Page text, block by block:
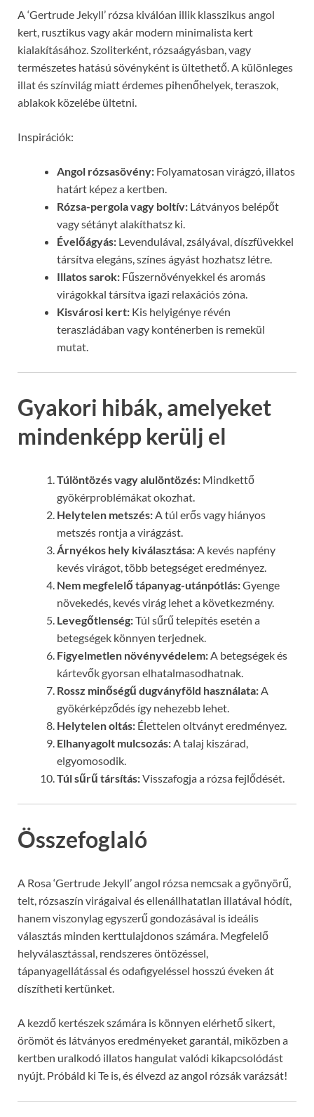
A ‘Gertrude Jekyll’ rózsa kiválóan illik klasszikus angol
kert, rusztikus vagy akár modern minimalista kert
kialakításához. Szoliterként, rózsaágyásban, vagy
természetes hatású sövényként is ültethető. A különleges
illat és színvilág miatt érdemes pihenőhelyek, teraszok,
ablakok közelébe ültetni.
Inspirációk:
Angol rózsasövény: Folyamatosan virágzó, illatos
határt képez a kertben.
Rózsa-pergola vagy boltív: Látványos belépőt
vagy sétányt alakíthatsz ki.
Évelőágyás: Levendulával, zsályával, díszfüvekkel
társítva elegáns, színes ágyást hozhatsz létre.
Illatos sarok: Fűszernövényekkel és aromás
virágokkal társítva igazi relaxációs zóna.
Kisvárosi kert: Kis helyigénye révén
teraszládában vagy konténerben is remekül
mutat.
Gyakori hibák, amelyeket
mindenképp kerülj el
Túlöntözés vagy alulöntözés: Mindkettő
gyökérproblémákat okozhat.
Helytelen metszés:A túl erős vagy hiányos
metszés rontja a virágzást.
Árnyékos hely kiválasztása:A kevés napfény
kevés virágot, több betegséget eredményez.
Nem megfelelő tápanyag-utánpótlás:Gyenge
növekedés, kevés virág lehet a következmény.
Levegőtlenség:Túl sűrű telepítés esetén a
betegségek könnyen terjednek.
Figyelmetlen növényvédelem:A betegségek és
kártevők gyorsan elhatalmasodhatnak.
Rossz minőségű dugványföld használata:A
gyökérképződés így nehezebb lehet.
Helytelen oltás: Élettelen oltványt eredményez.
Elhanyagolt mulcsozás:A talaj kiszárad,
elgyomosodik.
Túl sűrű társítás:Visszafogja a rózsa fejlődését.
Összefoglaló
A Rosa ‘Gertrude Jekyll’ angol rózsa nemcsak a gyönyörű,
telt, rózsaszín virágaival és ellenállhatatlan illatával hódít,
hanem viszonylag egyszerű gondozásával is ideális
választás minden kerttulajdonos számára. Megfelelő
helyválasztással, rendszeres öntözéssel,
tápanyagellátással és odafigyeléssel hosszú éveken át
díszítheti kertünket.
A kezdő kertészek számára is könnyen elérhető sikert,
örömöt és látványos eredményeket garantál, miközben a
kertben uralkodó illatos hangulat valódi kikapcsolódást
nyújt. Próbáld ki Te is, és élvezd az angol rózsák varázsát!